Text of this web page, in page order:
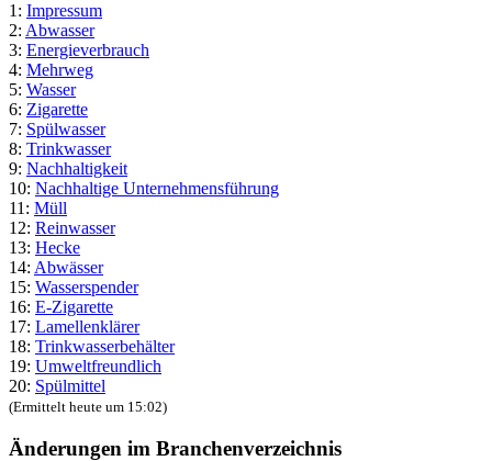
1: Impressum
2: Abwasser
3: Energieverbrauch
4: Mehrweg
5: Wasser
6: Zigarette
7: Spülwasser
8: Trinkwasser
9: Nachhaltigkeit
10: Nachhaltige Unternehmensführung
11: Müll
12: Reinwasser
13: Hecke
14: Abwässer
15: Wasserspender
16: E-Zigarette
17: Lamellenklärer
18: Trinkwasserbehälter
19: Umweltfreundlich
20: Spülmittel
(Ermittelt heute um 15:02)
Änderungen im Branchenverzeichnis